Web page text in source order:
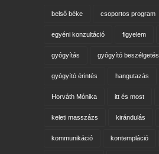
belső béke csoportos program
egyéni konzultáció figyelem
gyógyítás gyógyító beszélgetés
gyógyító érintés hangutazás
Horváth Mónika itt és most
keleti masszázs kirándulás
kommunikáció kontempláció